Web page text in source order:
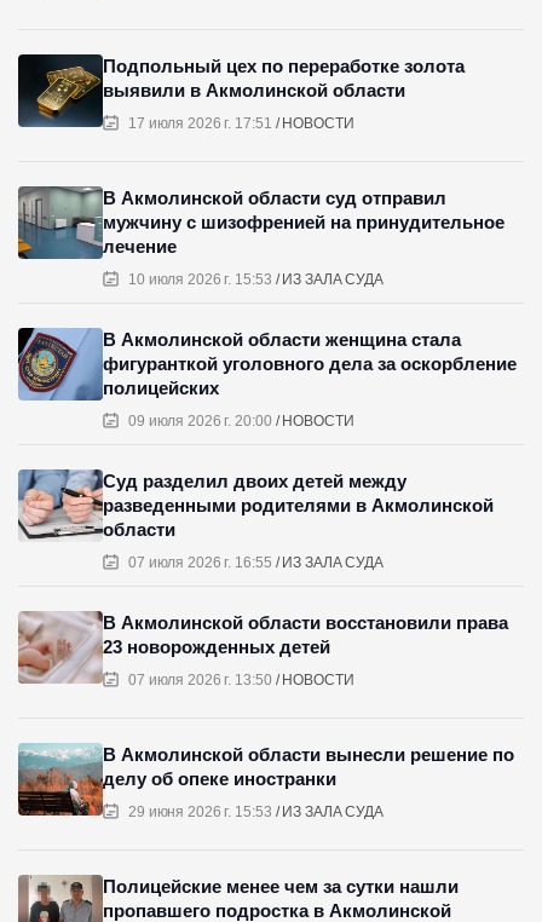
17 июля 2026 г. 17:51 НОВОСТИ
Подпольный цех по переработке золота
выявили в Акмолинской области
10 июля 2026 г. 15:53 ИЗ ЗАЛА СУДА
В Акмолинской области суд отправил
мужчину с шизофренией на принудительное
лечение
09 июля 2026 г. 20:00 НОВОСТИ
В Акмолинской области женщина стала
фигуранткой уголовного дела за оскорбление
полицейских
07 июля 2026 г. 16:55 ИЗ ЗАЛА СУДА
Суд разделил двоих детей между
разведенными родителями в Акмолинской
области
07 июля 2026 г. 13:50 НОВОСТИ
В Акмолинской области восстановили права
23 новорожденных детей
29 июня 2026 г. 15:53 ИЗ ЗАЛА СУДА
В Акмолинской области вынесли решение по
делу об опеке иностранки
Полицейские менее чем за сутки нашли
пропавшего подростка в Акмолинской